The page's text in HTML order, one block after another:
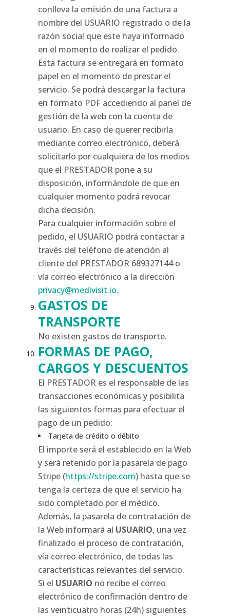
conlleva la emisión de una factura a
nombre del USUARIO registrado o de la
razón social que este haya informado
en el momento de realizar el pedido.
Esta factura se entregará en formato
papel en el momento de prestar el
servicio. Se podrá descargar la factura
en formato PDF accediendo al panel de
gestión de la web con la cuenta de
usuario. En caso de querer recibirla
mediante correo electrónico, deberá
solicitarlo por cualquiera de los medios
que el PRESTADOR pone a su
disposición, informándole de que en
cualquier momento podrá revocar
dicha decisión.
Para cualquier información sobre el
pedido, el USUARIO podrá contactar a
través del teléfono de atención al
cliente del PRESTADOR 689327144 o
vía correo electrónico a la dirección
privacy@medivisit.io.
GASTOS DE
TRANSPORTE
No existen gastos de transporte.
FORMAS DE PAGO,
CARGOS Y DESCUENTOS
El PRESTADOR es el responsable de las
transacciones económicas y posibilita
las siguientes formas para efectuar el
pago de un pedido:
Tarjeta de crédito o débito
El importe será el establecido en la Web
y será retenido por la pasarela de pago
Stripe (https://stripe.com) hasta que se
tenga la certeza de que el servicio ha
sido completado por el médico.
Además, la pasarela de contratación de
la Web informará al USUARIO, una vez
finalizado el proceso de contratación,
vía correo electrónico, de todas las
características relevantes del servicio.
Si el USUARIO no recibe el correo
electrónico de confirmación dentro de
las veinticuatro horas (24h) siguientes